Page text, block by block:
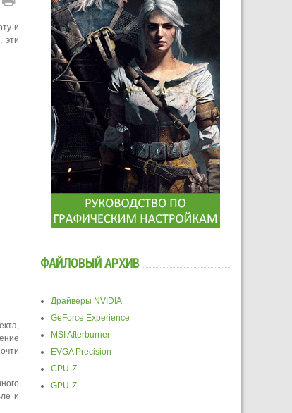
и
эти
и
ФАЙЛОВЫЙ АРХИВ
Драйверы NVIDIA
GeForce Experience
MSI Afterburner
EVGA Precision
CPU-Z
GPU-Z